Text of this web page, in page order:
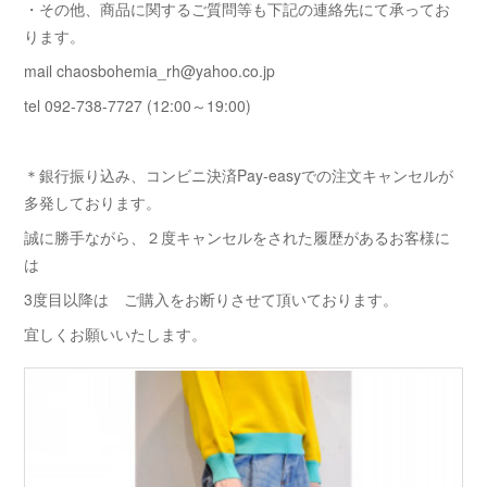
・その他、商品に関するご質問等も下記の連絡先にて承ってお
ります。
mail chaosbohemia_rh@yahoo.co.jp
tel 092-738-7727 (12:00～19:00)
＊銀行振り込み、コンビニ決済Pay-easyでの注文キャンセルが
多発しております。
誠に勝手ながら、２度キャンセルをされた履歴があるお客様に
は
3度目以降は ご購入をお断りさせて頂いております。
宜しくお願いいたします。